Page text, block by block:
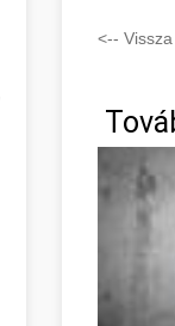
<--